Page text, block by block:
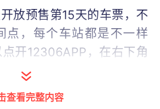
放预售第15天的车票，不
点，每个车站都是不一样
开12306APP，在右下角
人主页找到起售时间，输
，就能看到自己车站的火
查看完整内容